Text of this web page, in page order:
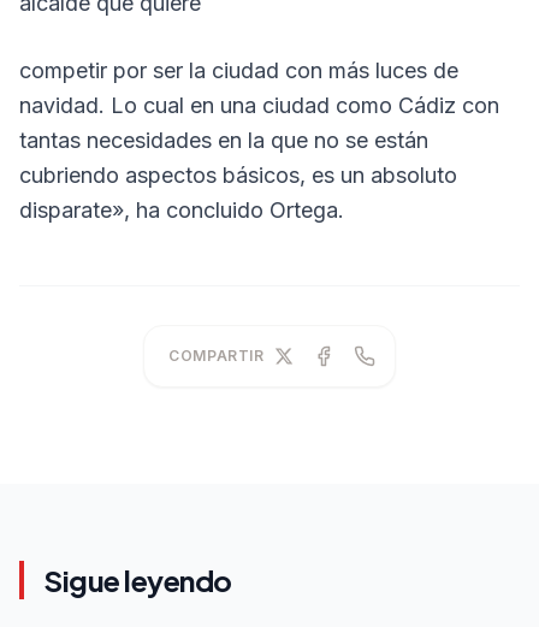
competir por ser la ciudad con más luces de
navidad. Lo cual en una ciudad como Cádiz con
tantas necesidades en la que no se están
cubriendo aspectos básicos, es un absoluto
disparate», ha concluido Ortega.
COMPARTIR
Sigue leyendo